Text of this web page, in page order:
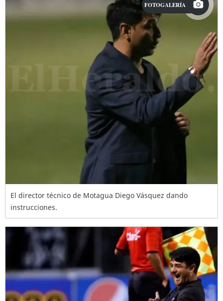
FOTOGALERÍA
El director técnico de Motagua Diego Vásquez dando
instrucciones.